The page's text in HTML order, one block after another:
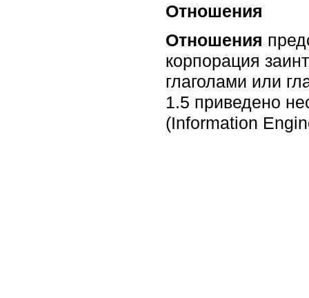
Отношения
Отношения
корпорация
глаголами или
1.5 приведено
(Information